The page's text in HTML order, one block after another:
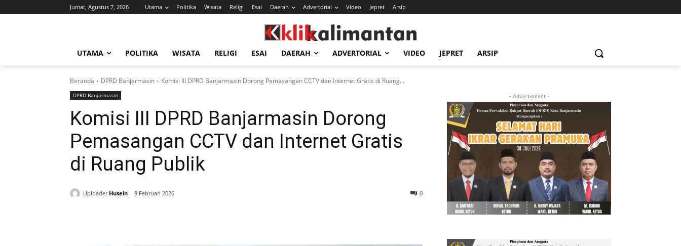
Jumat, Agustus 7, 2026 Utama Politika Wisata Religi Esai Daerah Advertorial Video Jepret Arsip
UTAMA POLITIKA WISATA RELIGI ESAI DAERAH ADVERTORIAL VIDEO JEPRET ARSIP
Beranda DPRD Banjarmasin Komisi III DPRD Banjarmasin Dorong Pemasangan CCTV dan Internet Gratis di Ruang...
DPRD Banjarmasin
Komisi III DPRD Banjarmasin Dorong
Pemasangan CCTV dan Internet Gratis
di Ruang Publik
Uploader Husein 9 Februari 2026 0
- Advertisment -